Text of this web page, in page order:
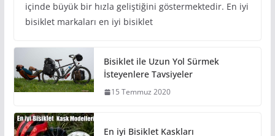
içinde büyük bir hızla geliştiğini göstermektedir. En iyi
bisiklet markaları en iyi bisiklet
Bisiklet ile Uzun Yol Sürmek
İsteyenlere Tavsiyeler
15 Temmuz 2020
En iyi Bisiklet Kaskları